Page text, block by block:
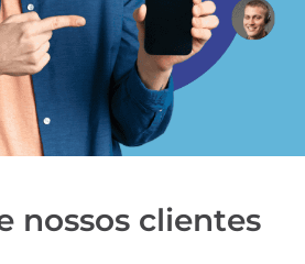
nossos clientes